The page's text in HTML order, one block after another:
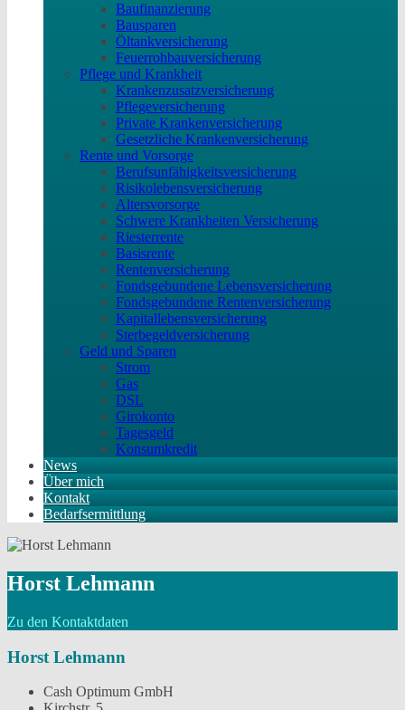
Baufinanzierung
Bausparen
Öltankversicherung
Feuerrohbauversicherung
Pflege und Krankheit
Krankenzusatzversicherung
Pflegeversicherung
Private Krankenversicherung
Gesetzliche Krankenversicherung
Rente und Vorsorge
Berufs­unfähigkeitsversicherung
Risikolebensversicherung
Altersvorsorge
Schwere Krankheiten Versicherung
Riesterrente
Basisrente
Rentenversicherung
Fondsgebundene Lebensversicherung
Fondsgebundene Rentenversicherung
Kapitallebensversicherung
Sterbegeldversicherung
Geld und Sparen
Strom
Gas
DSL
Girokonto
Tagesgeld
Konsumkredit
News
Über mich
Kontakt
Bedarfsermittlung
Horst Lehmann
Zu den Kontaktdaten
Horst Lehmann
Cash Optimum GmbH